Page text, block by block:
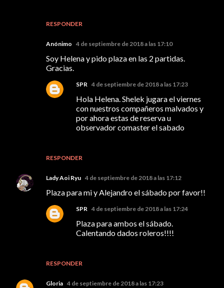
RESPONDER
Anónimo 4 de septiembre de 2018 a las 17:10
Soy Helena y pido plaza en las 2 partidas.
Gracias.
RESPONDER
SPR 4 de septiembre de 2018 a las 17:23
Hola Helena. Shelek jugara el viernes
con nuestros compañeros malvados y
por ahora estas de reserva u
observador comaster el sabado
Lady Aoi Ryu 4 de septiembre de 2018 a las 17:12
Plaza para mi y Alejandro el sábado por favor!!
RESPONDER
SPR 4 de septiembre de 2018 a las 17:24
Plaza para ambos el sábado.
Calentando dados roleros!!!!
Gloria 4 de septiembre de 2018 a las 17:23